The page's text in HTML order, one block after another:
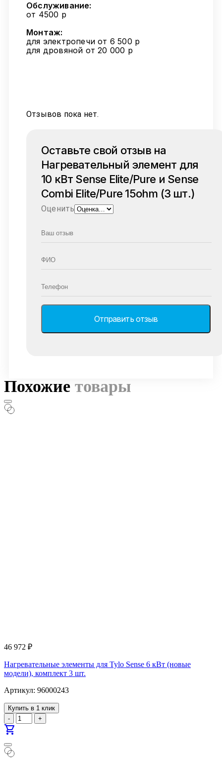
Обслуживание:
от 4500 р
Монтаж:
для электропечи от 6 500 р
для дровяной от 20 000 р
Отзывов пока нет.
Оставьте свой отзыв на
Нагревательный элемент для
10 кВт Sense Elite/Pure и Sense
Combi Elite/Pure 15ohm (3 шт.)
Оценить
Похожие товары
46 972 ₽
Нагревательные элементы для Tylo Sense 6 кВт (новые
модели), комплект 3 шт.
Артикул: 96000243
Купить в 1 клик
-
+
shopping_cart